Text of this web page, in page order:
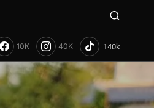
10K 40K